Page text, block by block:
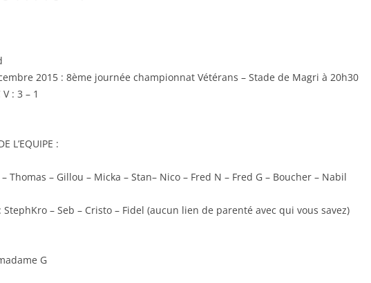
2015 : 8ème journée championnat Vétérans – Stade de Magri à 20h30
V : 3 – 1
L’EQUIPE :
Thomas – Gillou – Micka – Stan– Nico – Fred N – Fred G – Boucher – Nabil
: StephKro – Seb – Cristo – Fidel (aucun lien de parenté avec qui vous savez)
G